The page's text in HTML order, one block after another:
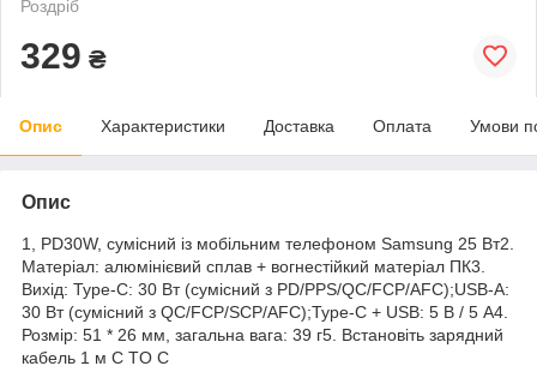
Роздріб
329 ₴
Опис Характеристики Доставка Оплата Умови
Опис
1, PD30W, сумісний із мобільним телефоном Samsung 25 Вт2.
Матеріал: алюмінієвий сплав + вогнестійкий матеріал ПК3.
Вихід: Type-C: 30 Вт (сумісний з PD/PPS/QC/FCP/AFC);USB-A:
30 Вт (сумісний з QC/FCP/SCP/AFC);Type-C + USB: 5 В / 5 А4.
Розмір: 51 * 26 мм, загальна вага: 39 г5. Встановіть зарядний
кабель 1 м C TO C